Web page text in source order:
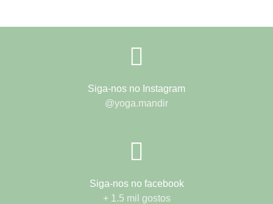
Siga-nos no Instagram
@yoga.mandir
Siga-nos no facebook
+ 1.5 mil gostos